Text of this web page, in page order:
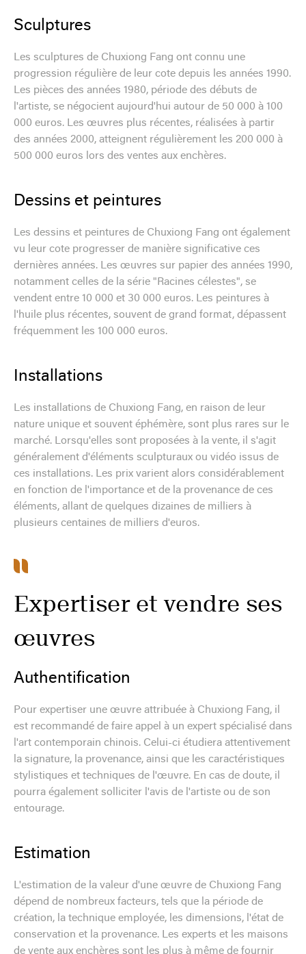
Sculptures
Les sculptures de Chuxiong Fang ont connu une
progression régulière de leur cote depuis les années 1990.
Les pièces des années 1980, période des débuts de
l'artiste, se négocient aujourd'hui autour de 50 000 à 100
000 euros. Les œuvres plus récentes, réalisées à partir
des années 2000, atteignent régulièrement les 200 000 à
500 000 euros lors des ventes aux enchères.
Dessins et peintures
Les dessins et peintures de Chuxiong Fang ont également
vu leur cote progresser de manière significative ces
dernières années. Les œuvres sur papier des années 1990,
notamment celles de la série "Racines célestes", se
vendent entre 10 000 et 30 000 euros. Les peintures à
l'huile plus récentes, souvent de grand format, dépassent
fréquemment les 100 000 euros.
Installations
Les installations de Chuxiong Fang, en raison de leur
nature unique et souvent éphémère, sont plus rares sur le
marché. Lorsqu'elles sont proposées à la vente, il s'agit
généralement d'éléments sculpturaux ou vidéo issus de
ces installations. Les prix varient alors considérablement
en fonction de l'importance et de la provenance de ces
éléments, allant de quelques dizaines de milliers à
plusieurs centaines de milliers d'euros.
Expertiser et vendre ses
œuvres
Authentification
Pour expertiser une œuvre attribuée à Chuxiong Fang, il
est recommandé de faire appel à un expert spécialisé dans
l'art contemporain chinois. Celui-ci étudiera attentivement
la signature, la provenance, ainsi que les caractéristiques
stylistiques et techniques de l'œuvre. En cas de doute, il
pourra également solliciter l'avis de l'artiste ou de son
entourage.
Estimation
L'estimation de la valeur d'une œuvre de Chuxiong Fang
dépend de nombreux facteurs, tels que la période de
création, la technique employée, les dimensions, l'état de
conservation et la provenance. Les experts et les maisons
de vente aux enchères sont les plus à même de fournir